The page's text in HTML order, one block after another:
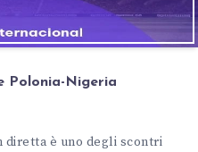
Polonia-Nigeria
diretta è uno degli scontri